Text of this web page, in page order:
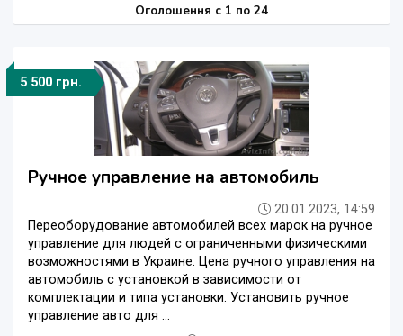
Оголошення c 1 по 24
5 500 грн.
Ручное управление на автомобиль
20.01.2023, 14:59
Переоборудование автомобилей всех марок на ручное
управление для людей с ограниченными физическими
возможностями в Украине. Цена ручного управления на
автомобиль с установкой в зависимости от
комплектации и типа установки. Установить ручное
управление авто для ...